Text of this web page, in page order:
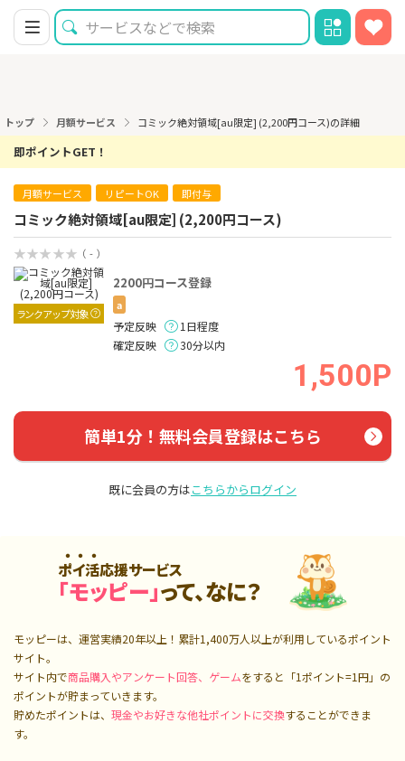
トップ 月額サービス コミック絶対領域[au限定] (2,200円コース)の詳細
即ポイントGET！
月額サービス リピートOK 即付与
コミック絶対領域[au限定] (2,200円コース)
（ - ）
ランクアップ対象
2200円コース登録
a
予定反映
1日程度
確定反映
30分以内
1,500P
簡単1分！無料会員登録はこちら
既に会員の方はこちらからログイン
ポイ活応援サービス
「モッピー」って、なに？
モッピーは、運営実績20年以上！累計1,400万人以上が利用しているポイント
サイト。
サイト内で商品購入やアンケート回答、ゲームをすると「1ポイント=1円」の
ポイントが貯まっていきます。
貯めたポイントは、 現金やお好きな他社ポイントに交換することができま
す。